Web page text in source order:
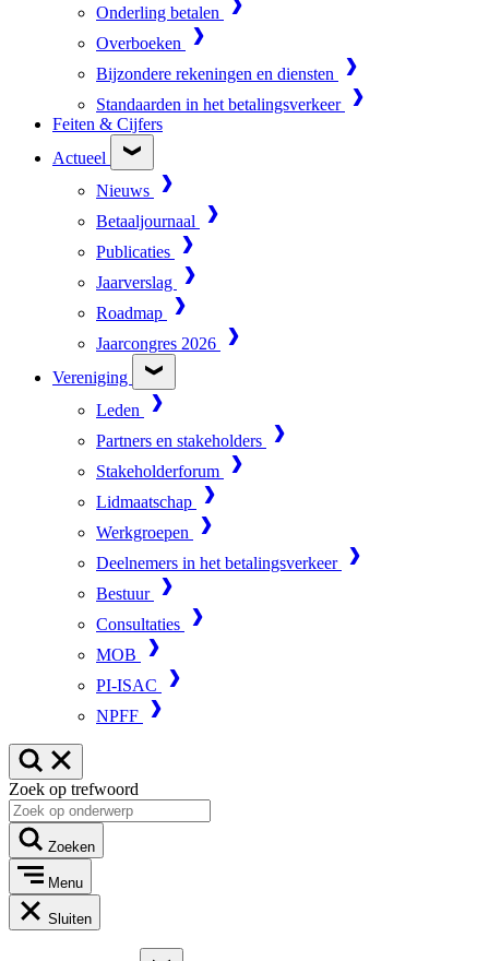
Onderling betalen
Overboeken
Bijzondere rekeningen en diensten
Standaarden in het betalingsverkeer
Feiten & Cijfers
Actueel
Nieuws
Betaaljournaal
Publicaties
Jaarverslag
Roadmap
Jaarcongres 2026
Vereniging
Leden
Partners en stakeholders
Stakeholderforum
Lidmaatschap
Werkgroepen
Deelnemers in het betalingsverkeer
Bestuur
Consultaties
MOB
PI-ISAC
NPFF
Zoek op trefwoord
Zoeken
Menu
Sluiten